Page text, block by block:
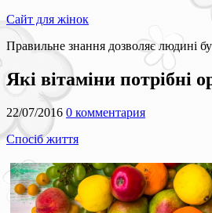
Сайт для жінок
Правильне знання дозволяє людині
Які вітаміни потрібні
22/07/2016 0 комментария
Спосіб життя